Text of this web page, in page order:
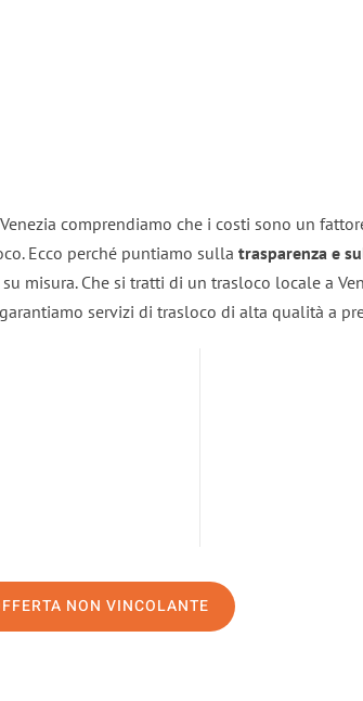
comprendiamo che i costi sono un
Ecco perché puntiamo sulla trasparenza e
misura. Che si tratti di un trasloco locale a
servizi di trasloco di alta qualità a
NON VINCOLANTE